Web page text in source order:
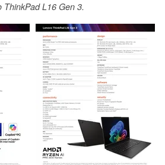
ThinkPad L16 Gen 3.